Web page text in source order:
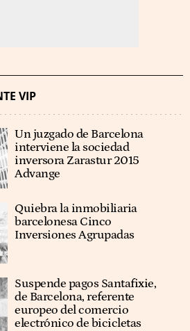
VIP
Un juzgado de Barcelona
interviene la sociedad
inversora Zarastur 2015
Advange
Quiebra la inmobiliaria
barcelonesa Cinco
Inversiones Agrupadas
Suspende pagos Santafixie,
de Barcelona, referente
europeo del comercio
electrónico de bicicletas